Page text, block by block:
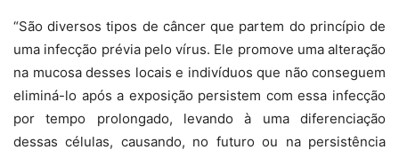
“São diversos tipos de câncer que partem do princípio de
uma infecção prévia pelo vírus. Ele promove uma alteração
na mucosa desses locais e indivíduos que não conseguem
eliminá-lo após a exposição persistem com essa infecção
por tempo prolongado, levando à uma diferenciação
dessas células, causando, no futuro ou na persistência